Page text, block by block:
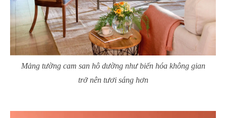
Mảng tường cam san hô dường như biến hóa không gian
trở nên tươi sáng hơn